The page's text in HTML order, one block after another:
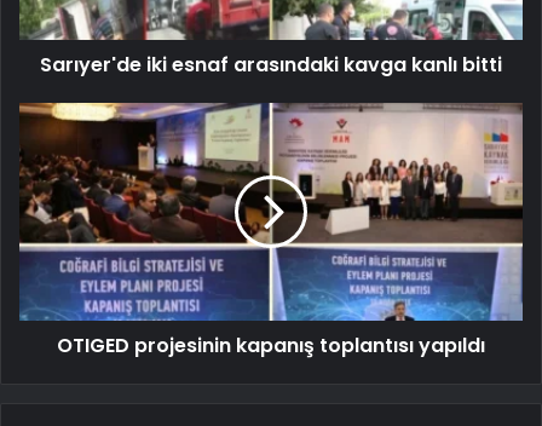
Sarıyer'de iki esnaf arasındaki kavga kanlı bitti
OTIGED projesinin kapanış toplantısı yapıldı